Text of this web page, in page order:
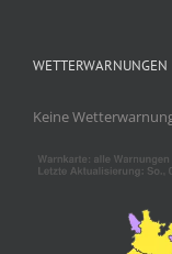
WETTERWARNUNGEN
Keine